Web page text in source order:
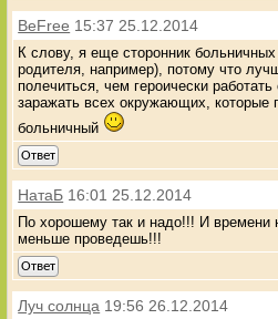
BeFree 15:37 25.12.2014
К слову, я еще сторонник больничных
родителя, например), потому что
полечиться, чем героически
заражать всех окружающих, которые
больничный
Ответ
НатаБ 16:01 25.12.2014
По хорошему так и надо!!! И времени
меньше проведешь!!!
Ответ
Луч солнца 19:56 26.12.2014